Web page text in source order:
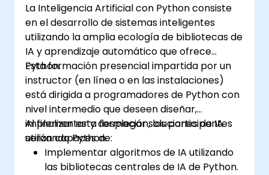
narrativa basada en datos. Es ideal para
principiantes que buscan una certificación en
ciencia de datos con Python y formación
analítica orientada a la inserción laboral.
La Inteligencia Artificial con Python consiste
en el desarrollo de sistemas inteligentes
utilizando la amplia ecología de bibliotecas de
IA y aprendizaje automático que ofrece
Python.
Esta formación presencial impartida por un
instructor (en línea o en las instalaciones)
está dirigida a programadores de Python con
nivel intermedio que deseen diseñar,
implementar y desplegar soluciones de IA
utilizando Python.
Al finalizar esta formación, los participantes
serán capaces de:
Implementar algoritmos de IA utilizando
las bibliotecas centrales de IA de Python.